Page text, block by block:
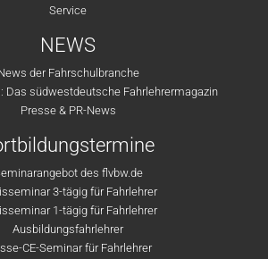
Service
NEWS
der Fahrschulbranche
Das südwestdeutsche Fahrlehrermagazin
Presse & PR-News
des flvbw.de
3-tägig für Fahrlehrer
1-tägig für Fahrlehrer
Ausbildungsfahrlehrer
CE-Seminar für Fahrlehrer